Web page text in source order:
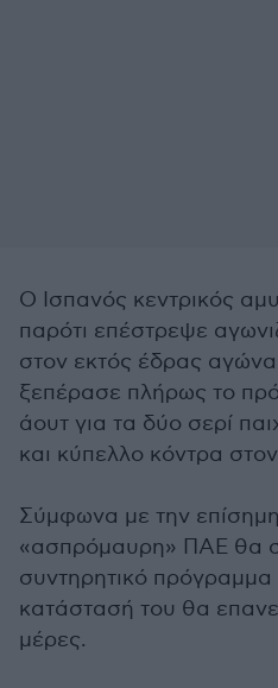
Ο Ισπανός κεντρικός
παρότι επέστρεψε
στον εκτός έδρας
ξεπέρασε πλήρως το
άουτ για τα δύο σερί
και κύπελλο κόντρα
Σύμφωνα με την
«ασπρόμαυρη» ΠΑΕ θα
συντηρητικό πρόγραμμα
κατάστασή του θα
μέρες.